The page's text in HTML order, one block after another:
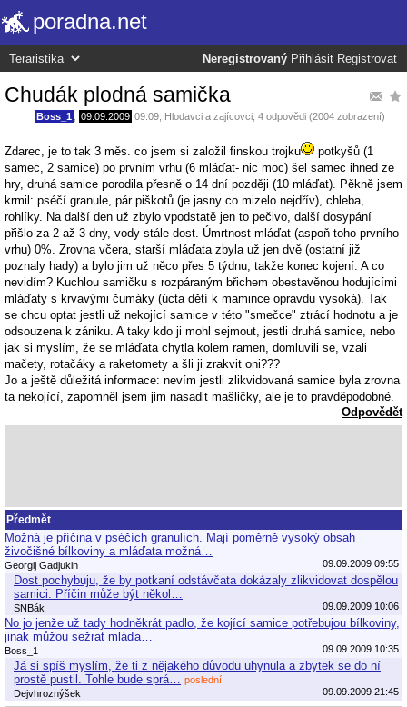
poradna.net
Neregistrovaný Přihlásit Registrovat
Chudák plodná samička
Boss_1 09.09.2009 09:09 Hlodavci a zajícovci , 4 odpovědi (2004 zobrazení)
Zdarec, je to tak 3 měs. co jsem si založil finskou trojku
potkyšů (1
samec, 2 samice) po prvním vrhu (6 mláďat- nic moc) šel samec ihned ze
hry, druhá samice porodila přesně o 14 dní později (10 mláďat). Pěkně jsem
krmil: pséčí granule, pár piškotů (je jasny co mizelo nejdřív), chleba,
rohlíky. Na další den už zbylo vpodstatě jen to pečivo, další dosypání
přišlo za 2 až 3 dny, vody stále dost. Úmrtnost mláďat (aspoň toho prvního
vrhu) 0%. Zrovna včera, starší mláďata zbyla už jen dvě (ostatní již
poznaly hady) a bylo jim už něco přes 5 týdnu, takže konec kojení. A co
nevidím? Kuchlou samičku s rozpáraným břichem obestavěnou hodujícími
mláďaty s krvavými čumáky (úcta dětí k mamince opravdu vysoká). Tak
se chcu optat jestli už nekojící samice v této "smečce" ztrácí hodnotu a je
odsouzena k zániku. A taky kdo ji mohl sejmout, jestli druhá samice, nebo
jak si myslím, že se mláďata chytla kolem ramen, domluvili se, vzali
mačety, rotačáky a raketomety a šli ji zrakvit oni???
Jo a ještě důležitá informace: nevím jestli zlikvidovaná samice byla zrovna
ta nekojící, zapomněl jsem jim nasadit mašličky, ale je to pravděpodobné.
Odpovědět
Předmět
Možná je příčina v pséčích granulích. Mají poměrně vysoký obsah
živočišné bílkoviny a mláďata možná…
Georgij Gadjukin 09.09.2009 09:55
Dost pochybuju, že by potkaní odstávčata dokázaly zlikvidovat dospělou
samici. Příčin může být někol…
SNBák 09.09.2009 10:06
No jo jenže už tady hodněkrát padlo, že kojící samice potřebujou bílkoviny,
jinak můžou sežrat mláďa…
Boss_1 09.09.2009 10:35
Já si spíš myslím, že ti z nějakého důvodu uhynula a zbytek se do ní
prostě pustil. Tohle bude sprá…
poslední
Dejvhroznýšek
09.09.2009 21:45